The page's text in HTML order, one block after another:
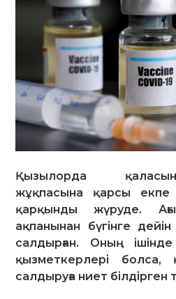
Қызылорда
жұқпасына қарсы
қарқынды жүруде.
ақпанынан бүгінге
салдырған. Оның
қызметкерлері болса,
салдыруға ниет білдірген